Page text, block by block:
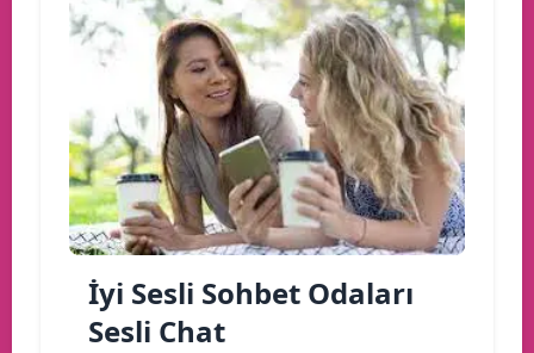
İyi Sesli Sohbet Odaları
Sesli Chat